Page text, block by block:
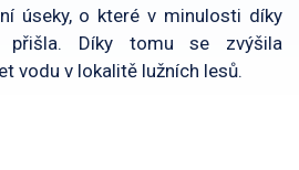
úseky, o které v minulosti díky
přišla. Díky tomu se zvýšila
vodu v lokalitě lužních lesů.